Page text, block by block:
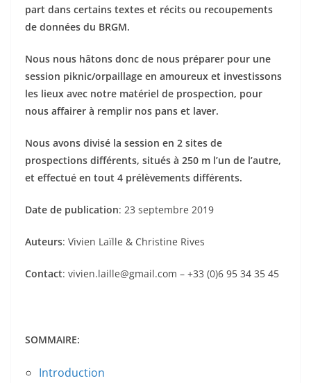
part dans certains textes et récits ou recoupements
de données du BRGM.
Nous nous hâtons donc de nous préparer pour une
session piknic/orpaillage en amoureux et investissons
les lieux avec notre matériel de prospection, pour
nous affairer à remplir nos pans et laver.
Nous avons divisé la session en 2 sites de
prospections différents, situés à 250 m l’un de l’autre,
et effectué en tout 4 prélèvements différents.
Date de publication: 23 septembre 2019
Auteurs: Vivien Laïlle & Christine Rives
Contact: vivien.laille@gmail.com – +33 (0)6 95 34 35 45
SOMMAIRE:
Introduction